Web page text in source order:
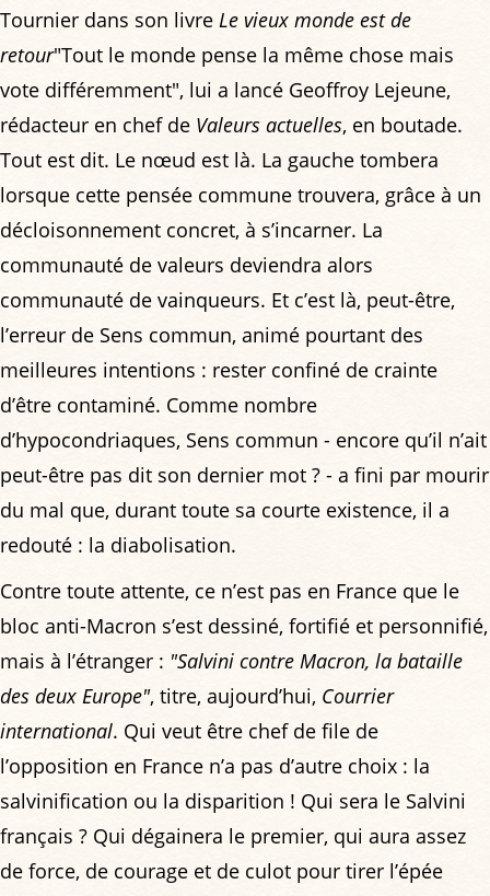
Tournier dans son livre Le vieux monde est de
retour"Tout le monde pense la même chose mais
vote différemment", lui a lancé Geoffroy Lejeune,
rédacteur en chef de Valeurs actuelles, en boutade.
Tout est dit. Le nœud est là. La gauche tombera
lorsque cette pensée commune trouvera, grâce à un
décloisonnement concret, à s’incarner. La
communauté de valeurs deviendra alors
communauté de vainqueurs. Et c’est là, peut-être,
l’erreur de Sens commun, animé pourtant des
meilleures intentions : rester confiné de crainte
d’être contaminé. Comme nombre
d’hypocondriaques, Sens commun - encore qu’il n’ait
peut-être pas dit son dernier mot ? - a fini par mourir
du mal que, durant toute sa courte existence, il a
redouté : la diabolisation.
Contre toute attente, ce n’est pas en France que le
bloc anti-Macron s’est dessiné, fortifié et personnifié,
mais à l’étranger : "Salvini contre Macron, la bataille
des deux Europe", titre, aujourd’hui, Courrier
international. Qui veut être chef de file de
l’opposition en France n’a pas d’autre choix : la
salvinification ou la disparition ! Qui sera le Salvini
français ? Qui dégainera le premier, qui aura assez
de force, de courage et de culot pour tirer l’épée